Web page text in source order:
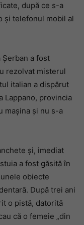
după ce s-a
și telefonul mobil al
a fost
rezolvat misterul
italian a dispărut
Lappano, provincia
mașina și nu s-a
și, imediat
a fost găsită în
obiecte
După trei ani
o pistă, datorită
că o femeie „din